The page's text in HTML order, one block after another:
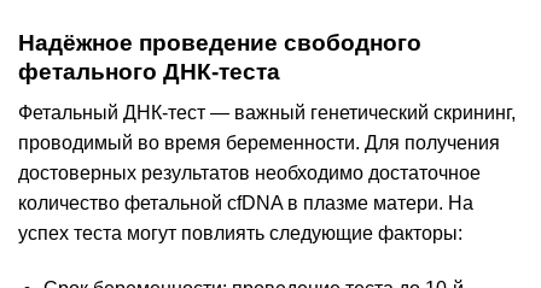
Надёжное проведение свободного
фетального ДНК-теста
Фетальный ДНК-тест — важный генетический скрининг,
проводимый во время беременности. Для получения
достоверных результатов необходимо достаточное
количество фетальной cfDNA в плазме матери. На
успех теста могут повлиять следующие факторы: